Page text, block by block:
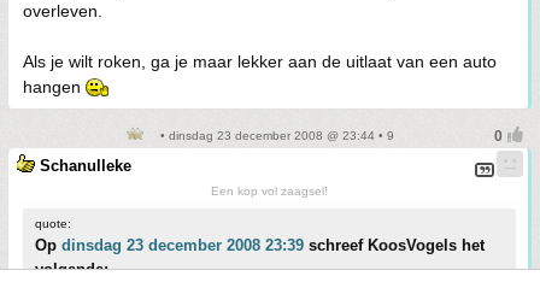
overleven.
Als je wilt roken, ga je maar lekker aan de uitlaat van een auto
hangen
• dinsdag 23 december 2008 @ 23:44 • 9
Schanulleke
Een kop vol zaagsel!
quote:
Op dinsdag 23 december 2008 23:39 schreef KoosVogels het
volgende: